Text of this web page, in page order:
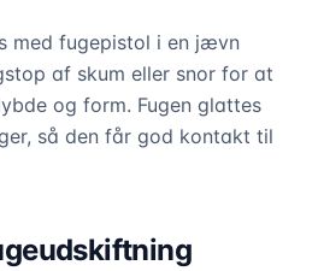
med fugepistol i en jævn
af skum eller snor for at
og form. Fugen glattes
så den får god kontakt til